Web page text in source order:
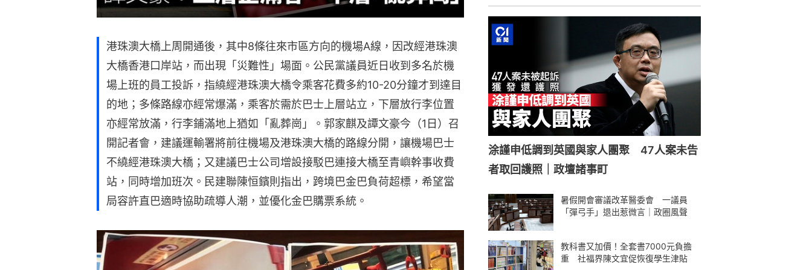
港珠澳大橋上周開通後，其中8條往來市區方向的機場A線，因改經港珠澳
大橋香港口岸站，而出現「災難性」場面。公民黨議員近日收到多名於機
場上班的員工投訴，指繞經港珠澳大橋令乘客花費多約10-20分鐘才到達目
的地；多條路線亦經常爆滿，乘客於需於巴士上層站立，下層放行李位置
亦經常放滿，行李鋪滿地上猶如「亂葬崗」。郭家麒及譚文豪今（1日）召
開記者會，建議運輸署將前往機場及港珠澳大橋的路線分開，讓機場巴士
不繞經港珠澳大橋；又建議巴士公司增設接駁巴連接大橋至青嶼幹事收費
站，同時增加班次。民建聯陳恒鑌則指出，跨境巴金巴負荷超標，希望當
局容許直巴適時協助疏導人潮，並優化金巴購票系統。
涂謹申低調到英國與家人團聚 47人案未告
者取回護照｜政壇諸事町
暑假開會審議改革醫委會 一議員
「彈弓手」退出惹微言｜政圈風聲
教科書又加價！全套書7000元負擔
重 社福界陳文宜促恢復學生津貼